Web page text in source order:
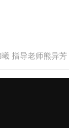
指导老师熊异芳